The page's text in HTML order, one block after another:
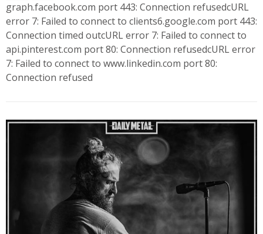
graph.facebook.com port 443: Connection refusedcURL
error 7: Failed to connect to clients6.google.com port 443:
Connection timed outcURL error 7: Failed to connect to
api.pinterest.com port 80: Connection refusedcURL error
7: Failed to connect to www.linkedin.com port 80:
Connection refused